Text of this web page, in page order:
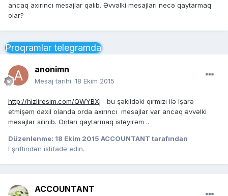
ancaq axırıncı mesajlar qalıb. Əvvəlki mesajları necə qaytarmaq
olar?
Proqramlar telegramda
anonimn
Mesaj tarihi: 18 Ekim 2015
http://hizliresim.com/QWYBXj bu şəkildəki qırmızı ilə işarə
etmişəm daxil olanda orda axırıncı mesajlar var ancaq əvvəlki
mesajlar silinib. Onları qaytarmaq istəyirəm ..
Düzenlenme: 18 Ekim 2015 ACCOUNTANT tarafından
I şriftindən istifadə edin.
ACCOUNTANT